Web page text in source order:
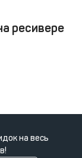
ресивере
на весь